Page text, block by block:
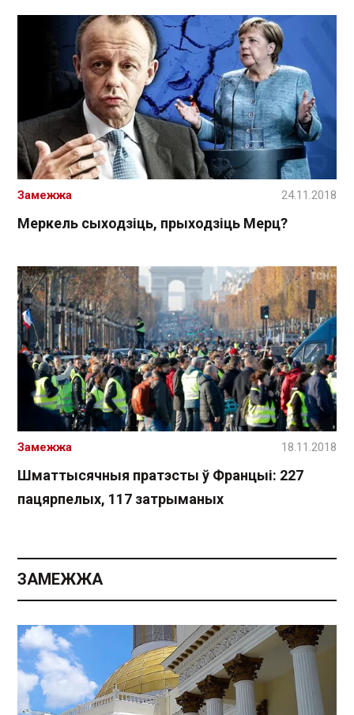
Меркель сыходзіць, прыходзіць Мерц?
Замежжа 24.11.2018
Шматтысячныя пратэсты ў Францыі: 227
пацярпелых, 117 затрыманых
Замежжа 18.11.2018
ЗАМЕЖЖА